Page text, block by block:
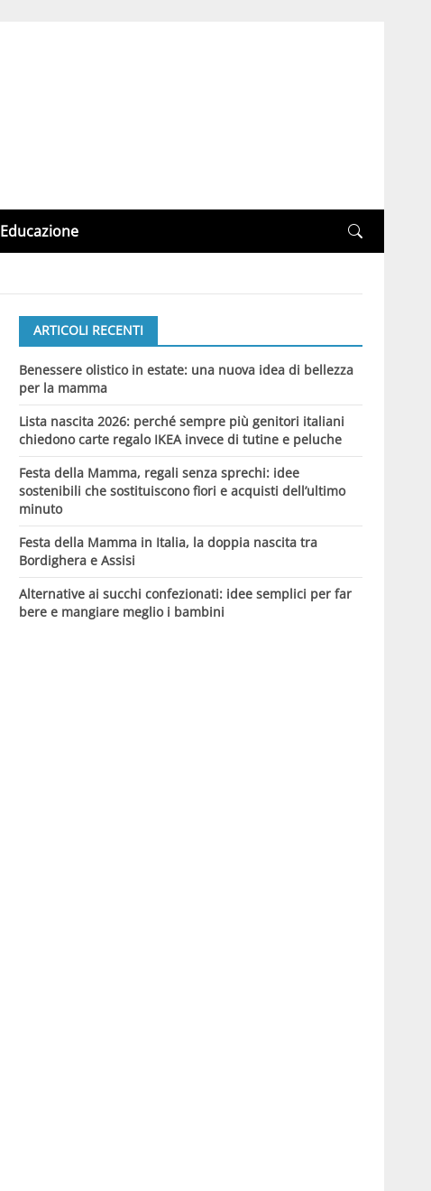
Educazione
ARTICOLI RECENTI
Benessere olistico in estate: una nuova idea di bellezza
per la mamma
Lista nascita 2026: perché sempre più genitori italiani
chiedono carte regalo IKEA invece di tutine e peluche
Festa della Mamma, regali senza sprechi: idee
sostenibili che sostituiscono fiori e acquisti dell’ultimo
minuto
Festa della Mamma in Italia, la doppia nascita tra
Bordighera e Assisi
Alternative ai succhi confezionati: idee semplici per far
bere e mangiare meglio i bambini